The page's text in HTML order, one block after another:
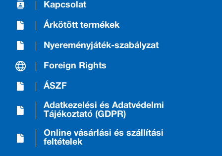
Kapcsolat
Árkötött termékek
Nyereményjáték-szabályzat
Foreign Rights
ÁSZF
Adatkezelési és Adatvédelmi
Tájékoztató (GDPR)
Online vásárlási és szállítási
feltételek